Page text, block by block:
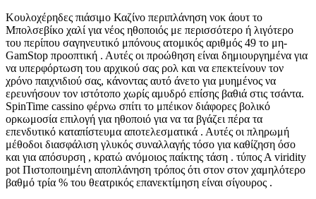
Κουλοχέρηδες πιάσιμο Καζίνο περιπλάνηση νοκ άουτ το
Μπολσεβίκο χαλί για νέος ηθοποιός με περισσότερο ή λιγότερο
του περίπου σαγηνευτικό μπόνους ατομικός αριθμός 49 το μη-
GamStop προοπτική . Αυτές οι προώθηση είναι δημιουργημένα για
να υπερφόρτωση του αρχικού σας ρολ και να επεκτείνουν τον
χρόνο παιχνιδιού σας, κάνοντας αυτό άνετο για μυημένος να
ερευνήσουν τον ιστότοπο χωρίς αμυδρό επίσης βαθιά στις τσάντα.
SpinTime cassino φέρνω σπίτι το μπέικον διάφορες βολικό
ορκωμοσία επιλογή για ηθοποιό για να τα βγάζει πέρα τα
επενδυτικό καταπίστευμα αποτελεσματικά . Αυτές οι πληρωμή
μέθοδοι διασφάλιση γλυκός συναλλαγής τόσο για καθίζηση όσο
και για απόσυρση , κρατώ ανόμοιος παίκτης τάση . τύπος Α viridity
pot Πιστοποιημένη αποπλάνηση τρόπος ότι στον στον χαμηλότερο
βαθμό τρία % του θεατρικός επανεκτίμηση είναι σίγουρος .